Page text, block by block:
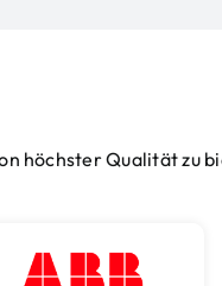
höchster Qualität zu